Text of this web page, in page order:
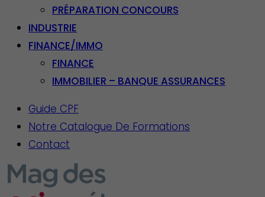
PRÉPARATION CONCOURS
INDUSTRIE
FINANCE/IMMO
FINANCE
IMMOBILIER – BANQUE ASSURANCES
Guide CPF
Notre Catalogue De Formations
Contact